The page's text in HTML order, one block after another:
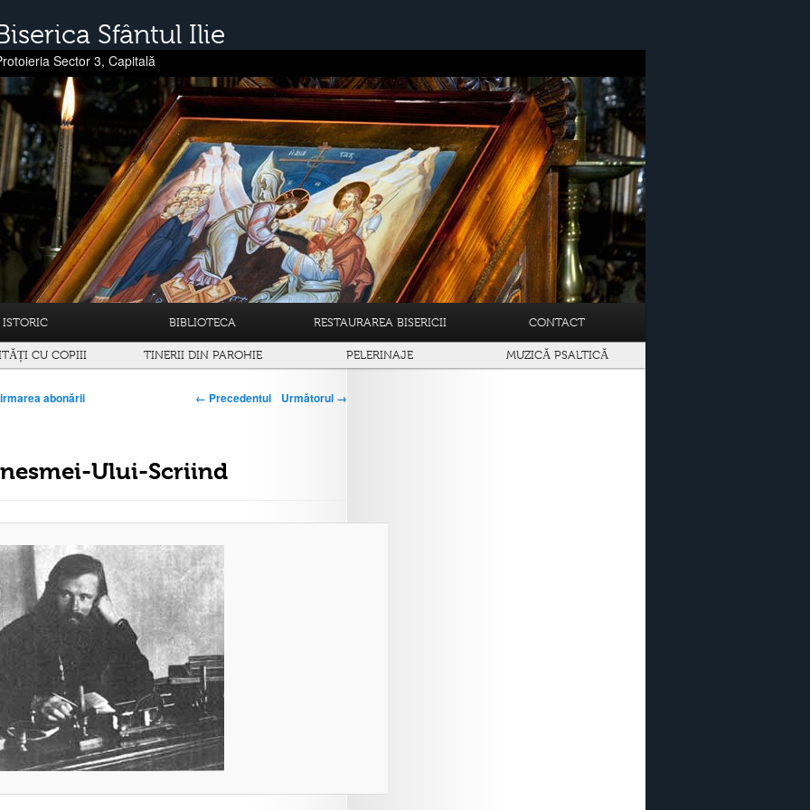
Sfântul Ilie
Sector 3, Capitală
ISTORIC BIBLIOTECA RESTAURAREA BISERICII CONTACT
CU COPIII TINERII DIN PAROHIE PELERINAJE MUZICĂ PSALTICĂ
← Precedentul Următorul →
Ului-Scriind
abonării